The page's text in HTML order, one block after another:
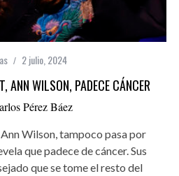
2 julio, 2024
ANN WILSON, PADECE CÁNCER
Pérez Báez
Wilson, tampoco pasa por
que padece de cáncer. Sus
que se tome el resto del